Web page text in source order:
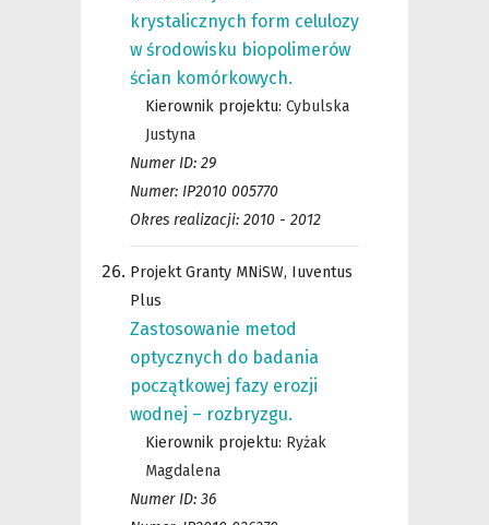
krystalicznych form celulozy
w środowisku biopolimerów
ścian komórkowych.
Kierownik projektu: Cybulska
Justyna
Numer ID: 29
Numer: IP2010 005770
Okres realizacji: 2010 - 2012
Projekt Granty MNiSW, Iuventus
Plus
Zastosowanie metod
optycznych do badania
początkowej fazy erozji
wodnej – rozbryzgu.
Kierownik projektu: Ryżak
Magdalena
Numer ID: 36